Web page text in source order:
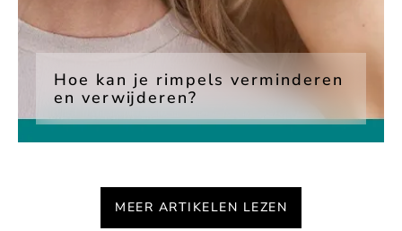
Hoe kan je rimpels verminderen
en verwijderen?
MEER ARTIKELEN LEZEN